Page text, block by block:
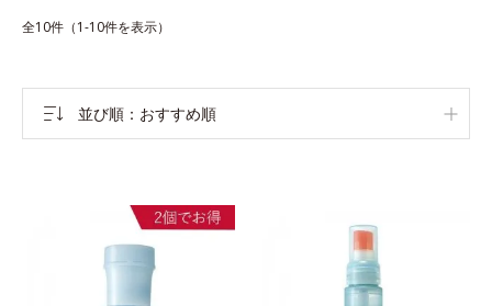
全10件（1-10件を表示）
並び順 おすすめ順